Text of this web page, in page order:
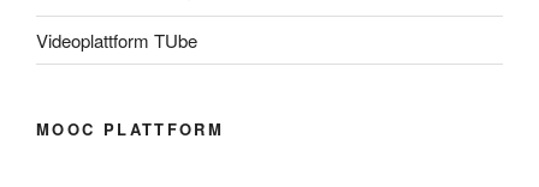
Videoplattform TUbe
MOOC PLATTFORM